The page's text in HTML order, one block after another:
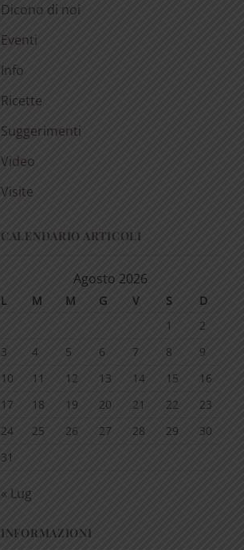
Dicono di noi
Eventi
Info
Ricette
Suggerimenti
Video
Visite
CALENDARIO ARTICOLI
Agosto 2026
L M M G V S
D
1
2
3
4 5 6 7 8
9
10
11 12 13 14 15
16
17
18 19 20 21 22
23
24
25 26 27 28 29
30
31
« Lug
INFORMAZIONI